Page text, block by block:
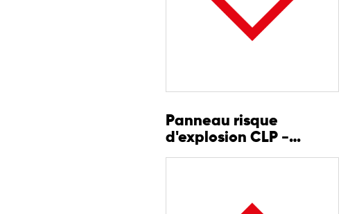
Panneau risque
d'explosion CLP -
GHS01